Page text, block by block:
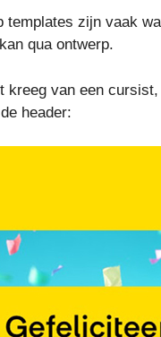
templates zijn vaak
qua ontwerp.
kreeg van een
header: